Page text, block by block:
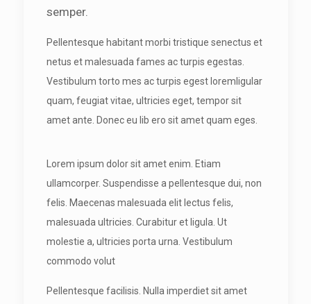
semper.
Pellentesque habitant morbi tristique senectus et
netus et malesuada fames ac turpis egestas.
Vestibulum torto mes ac turpis egest loremligular
quam, feugiat vitae, ultricies eget, tempor sit
amet ante. Donec eu lib ero sit amet quam eges.
Lorem ipsum dolor sit amet enim. Etiam
ullamcorper. Suspendisse a pellentesque dui, non
felis. Maecenas malesuada elit lectus felis,
malesuada ultricies. Curabitur et ligula. Ut
molestie a, ultricies porta urna. Vestibulum
commodo volut
Pellentesque facilisis. Nulla imperdiet sit amet